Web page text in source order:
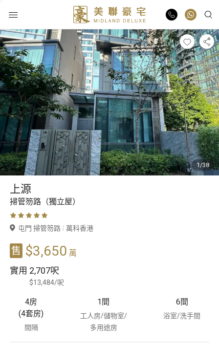
物業出售
物業出租
業主放盤
豪宅報告
豪宅資訊
更多樓盤
豪宅專家
豪宅分行
1/38
上源
掃管笏路（獨立屋）
屯門 掃管笏路 萬科香港
售 $3,650 萬
實用 2,707呎
$13,484/呎
4房
(4套房)
間隔
1 間
工人房/儲物室/
多用途房
6間
浴室/洗手間